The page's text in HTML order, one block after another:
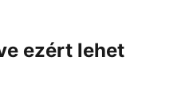
ezért lehet